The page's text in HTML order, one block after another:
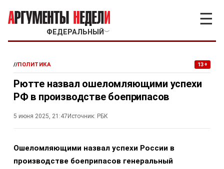
ФЕДЕРАЛЬНЫЙ ﹀
☰
//ПОЛИТИКА 13+
Рютте назвал ошеломляющими успехи
РФ в производстве боеприпасов
5 июня 2025, 21:47 Источник: РБК
Ошеломляющими назвал успехи России в
производстве боеприпасов генеральный